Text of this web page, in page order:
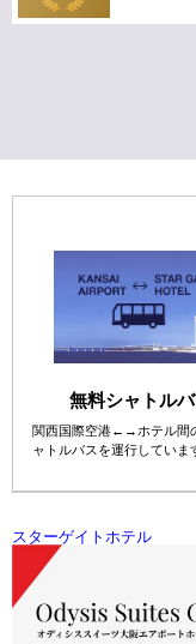
無料シャトル
関西国際空港←→ホテル間
ャトルバスを運行していま
スターゲイトホテル